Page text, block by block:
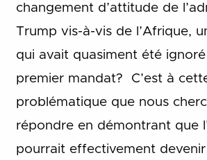
changement d’attitude de
Trump vis-à-vis de l’Afrique,
qui avait quasiment été
premier mandat? C’est à
problématique que nous
répondre en démontrant que
pourrait effectivement